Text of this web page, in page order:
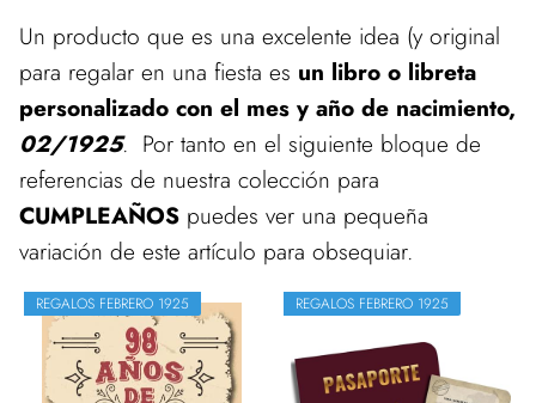
Un producto que es una excelente idea (y original
para regalar en una fiesta es un libro o libreta
personalizado con el mes y año de nacimiento,
02/1925. Por tanto en el siguiente bloque de
referencias de nuestra colección para
CUMPLEAÑOS puedes ver una pequeña
variación de este artículo para obsequiar.
REGALOS FEBRERO 1925 REGALOS FEBRERO 1925